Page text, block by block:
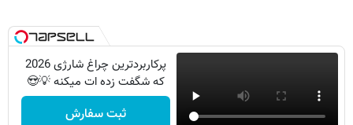
پرکاربردترین چراغ شارژی 2026
که شگفت زده ات میکنه 💡😍
ثبت سفارش